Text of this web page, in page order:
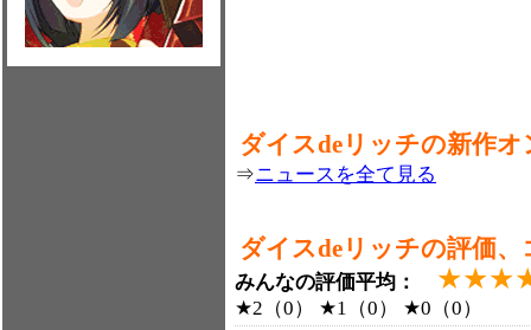
ダイスdeリッチの新作
⇒ニュースを全て見る
ダイスdeリッチの評価
みんなの評価平均：
★2（0） ★1（0） ★0（0）